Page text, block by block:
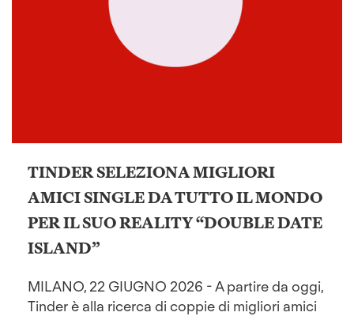
TINDER SELEZIONA MIGLIORI
AMICI SINGLE DA TUTTO IL MONDO
PER IL SUO REALITY “DOUBLE DATE
ISLAND”
MILANO, 22 GIUGNO 2026 - A partire da oggi,
Tinder è alla ricerca di coppie di migliori amici